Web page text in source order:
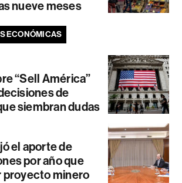
nueve meses
ECONÓMICAS
“Sell América”
de
siembran dudas
el aporte de
por año que
proyecto minero